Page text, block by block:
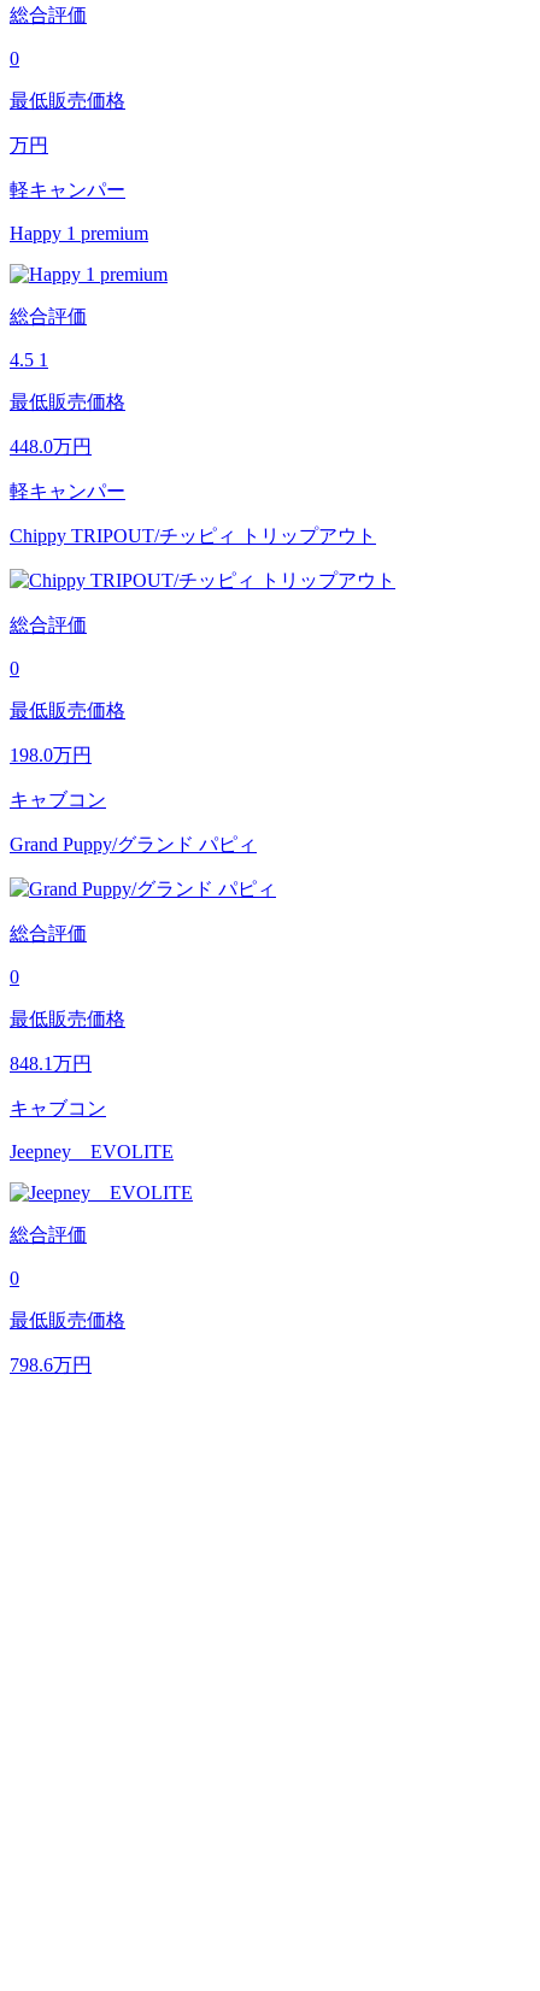
総合評価
0
最低販売価格
万円
軽キャンパー
Happy 1 premium
総合評価
4.5 1
最低販売価格
448.0万円
軽キャンパー
Chippy TRIPOUT/チッピィ トリップアウト
総合評価
0
最低販売価格
198.0万円
キャブコン
Grand Puppy/グランド パピィ
総合評価
0
最低販売価格
848.1万円
キャブコン
Jeepney EVOLITE
総合評価
0
最低販売価格
798.6万円